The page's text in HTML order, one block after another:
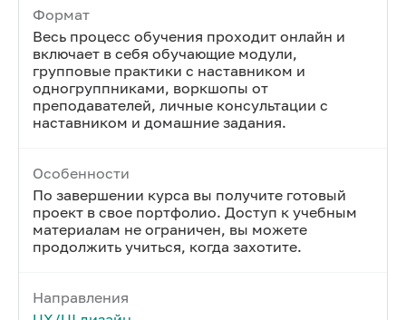
Формат
Весь процесс обучения проходит онлайн и
включает в себя обучающие модули,
групповые практики с наставником и
одногруппниками, воркшопы от
преподавателей, личные консультации с
наставником и домашние задания.
Особенности
По завершении курса вы получите готовый
проект в свое портфолио. Доступ к учебным
материалам не ограничен, вы можете
продолжить учиться, когда захотите.
Направления